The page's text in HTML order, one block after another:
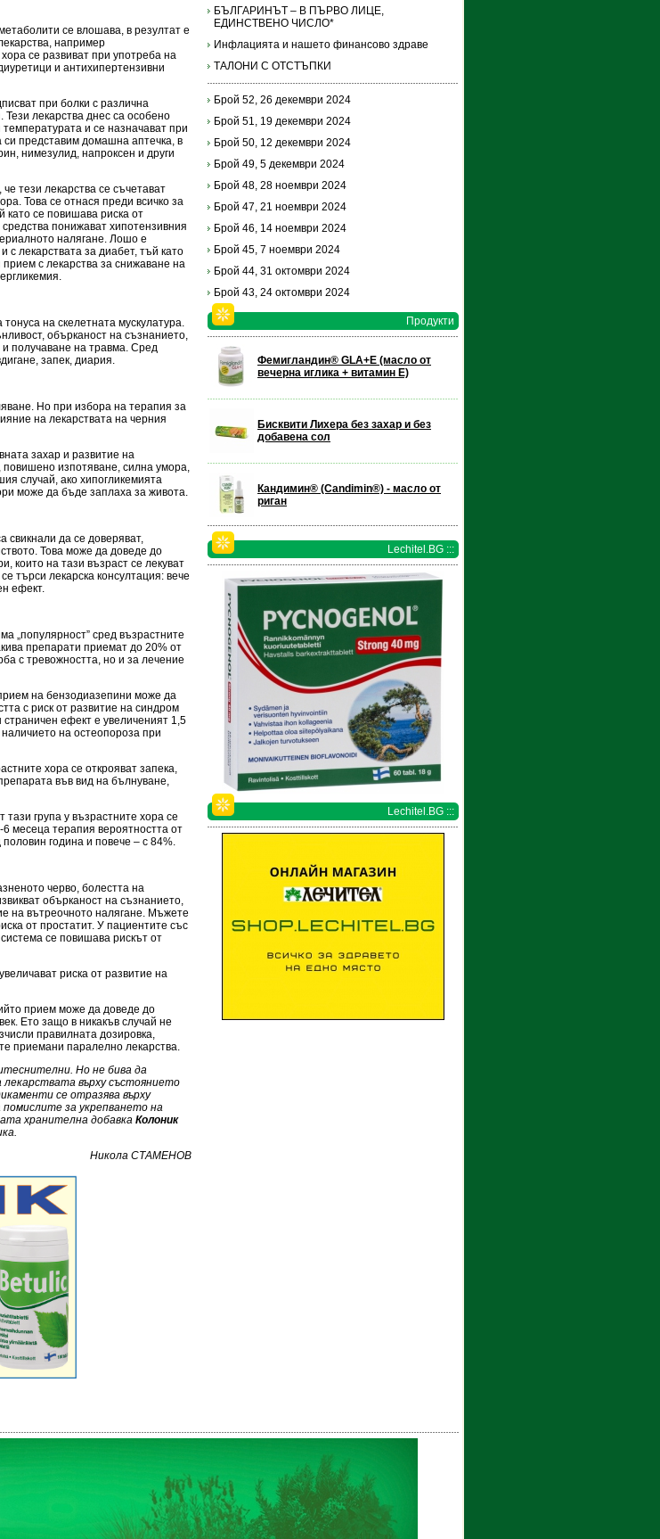
се влошава, в резултат е
например
се развиват при употреба на
и антихипертензивни
при болки с различна
лекарства днес са особено
и се назначават при
представим домашна аптечка, в
нимезулид, напроксен и други
тези лекарства се съчетават
Това се отнася преди всичко за
като се повишава риска от
понижават хипотензивния
налягане. Лошо е
лекарствата за диабет, тъй като
с лекарства за снижаване на
на скелетната мускулатура.
обърканост на съзнанието,
и получаване на травма. Сред
запек, диария.
Но при избора на терапия за
на лекарствата на черния
захар и развитие на
повишено изпотяване, силна умора,
случай, ако хипогликемията
може да бъде заплаха за живота.
свикнали да се доверяват,
Това може да доведе до
които на тази възраст се лекуват
търси лекарска консултация: вече
ефект.
„популярност” сред възрастните
препарати приемат до 20% от
с тревожността, но и за лечение
на бензодиазепини може да
с риск от развитие на синдром
страничен ефект е увеличеният 1,5
на остеопороза при
хора се открояват запека,
във вид на бълнуване,
група у възрастните хора се
месеца терапия вероятността от
година и повече – с 84%.
черво, болестта на
обърканост на съзнанието,
на вътреочното налягане. Мъжете
от простатит. У пациентите със
се повишава рискът от
риска от развитие на
прием може да доведе до
Ето защо в никакъв случай не
правилната дозировка,
приемани паралелно лекарства.
Но не бива да
върху състоянието
се отразява върху
помислите за укрепването на
хранителна добавка Колоник
Никола СТАМЕНОВ
БЪЛГАРИНЪТ – В ПЪРВО ЛИЦЕ,
ЕДИНСТВЕНО ЧИСЛО*
Инфлацията и нашето финансово здраве
ТАЛОНИ С ОТСТЪПКИ
Брой 52, 26 декември 2024
Брой 51, 19 декември 2024
Брой 50, 12 декември 2024
Брой 49, 5 декември 2024
Брой 48, 28 ноември 2024
Брой 47, 21 ноември 2024
Брой 46, 14 ноември 2024
Брой 45, 7 ноември 2024
Брой 44, 31 октомври 2024
Брой 43, 24 октомври 2024
Продукти
Фемигландин® GLA+E (масло от
вечерна иглика + витамин Е)
Бисквити Лихера без захар и без
добавена сол
Кандимин® (Candimin®) - масло от
риган
Lechitel.BG :::
Lechitel.BG :::